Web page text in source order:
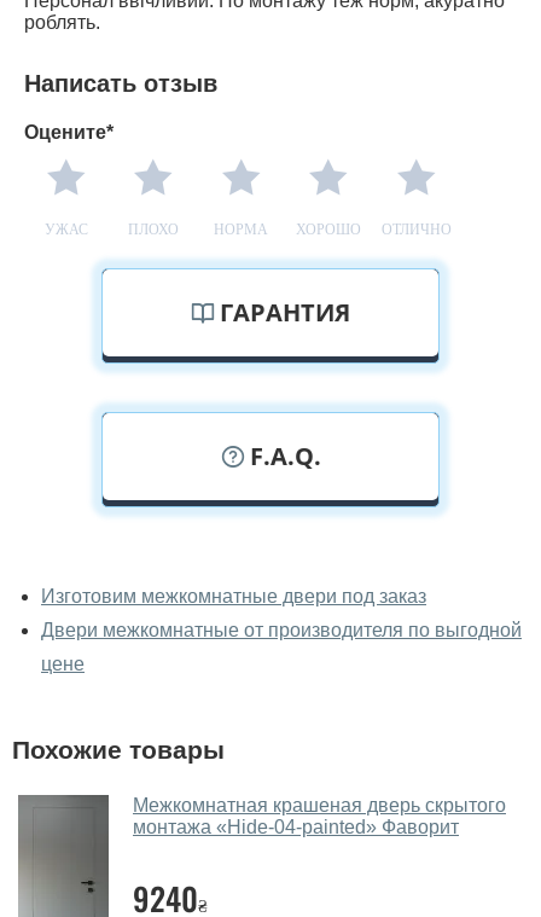
роблять.
Написать отзыв
Оцените*
УЖАС ПЛОХО НОРМА ХОРОШО ОТЛИЧНО
ГАРАНТИЯ
F.A.Q.
межкомнатные заказные двери
вживую?
Да, можно посмотреть межкомнатные заказные двери
межкомнатные заказные двери?
Изготовим межкомнатные двери под заказ
Двери межкомнатные от производителя по выгодной
цене
Похожие товары
Межкомнатная крашеная дверь скрытого
монтажа «Hide-04-painted» Фаворит
9240₴